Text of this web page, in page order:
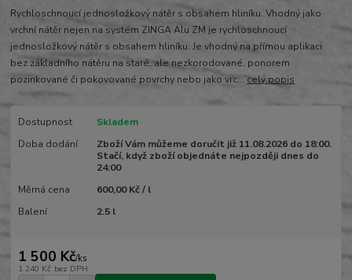
Rychloschnoucí jednosložkový nátěr s obsahem hliníku. Vhodný jako
vrchní nátěr nejen na systém ZINGA Alu ZM je rychloschnoucí
jednosložkový nátěr s obsahem hliníku. Je vhodný na přímou aplikaci
bez základního nátěru na staré, ale nezkorodované, ponorem
pozinkované či pokovované povrchy nebo jako vrc...celý popis
Dostupnost
Skladem
Doba dodání
Zboží Vám můžeme doručit již 11.08.2026 do 18:00.
Stačí, když zboží objednáte nejpozději dnes do
24:00
Měrná cena
600,00 Kč / l
Balení
2.5 l
1 500 Kč/ks
1 240 Kč bez DPH